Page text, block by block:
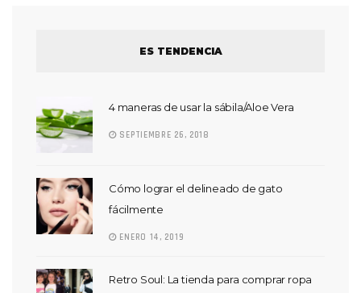
ES TENDENCIA
4 maneras de usar la sábila/Aloe Vera
SEPTIEMBRE 26, 2018
Cómo lograr el delineado de gato
fácilmente
ENERO 14, 2019
Retro Soul: La tienda para comprar ropa